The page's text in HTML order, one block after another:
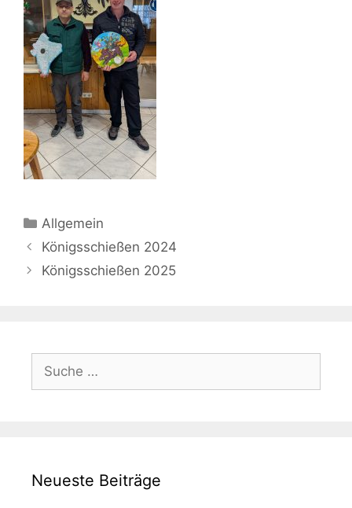
Kategorien
Allgemein
Beitrags-
Navigation
Königsschießen 2024
Königsschießen 2025
Suche
nach:
Neueste Beiträge